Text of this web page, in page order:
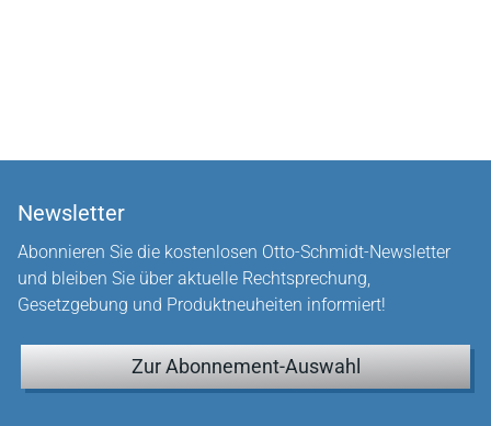
Newsletter
Abonnieren Sie die kostenlosen Otto-Schmidt-Newsletter
und bleiben Sie über aktuelle Rechtsprechung,
Gesetzgebung und Produktneuheiten informiert!
Zur Abonnement-Auswahl